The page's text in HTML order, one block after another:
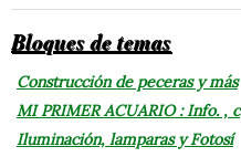
Bloques de temas
Construcción de peceras y más
MI PRIMER ACUARIO : Info. , c
Iluminación, lamparas y Fotosí